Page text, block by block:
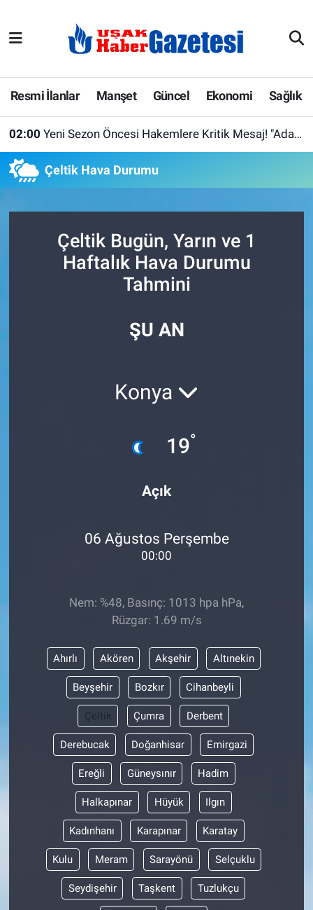
Resmi İlanlar Manşet Güncel Ekonomi Sağlık
02:00 Yeni Sezon Öncesi Hakemlere Kritik Mesaj! "Adaletten ve Cesaretten Taviz Vermeyin"
Çeltik Hava Durumu
Çeltik Bugün, Yarın ve 1
Haftalık Hava Durumu
Tahmini
ŞU AN
Konya
19°
Açık
06 Ağustos Perşembe
00:00
Nem: %48, Basınç: 1013 hpa hPa,
Rüzgar: 1.69 m/s
Ahırlı Akören Akşehir Altınekin
Beyşehir Bozkır Cihanbeyli
Çeltik Çumra Derbent
Derebucak Doğanhisar Emirgazi
Ereğli Güneysınır Hadim
Halkapınar Hüyük Ilgın
Kadınhanı Karapınar Karatay
Kulu Meram Sarayönü Selçuklu
Seydişehir Taşkent Tuzlukçu
E-Gazete
Ekonomi
Gazete İlanları
İlanlar
Köşe Yazarları
Uşak Hava Durumu
Uşak Trafik Yoğunluk Haritası
Süper Lig Puan Durumu ve Fikstür
Haber Arşivi